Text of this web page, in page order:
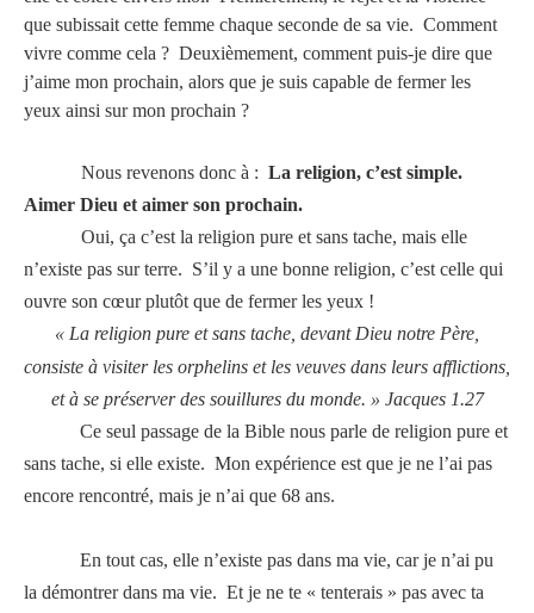
que subissait cette femme chaque seconde de sa vie. Comment
vivre comme cela ? Deuxièmement, comment puis-je dire que
j’aime mon prochain, alors que je suis capable de fermer les
yeux ainsi sur mon prochain ?
Nous revenons donc à : La religion, c’est simple.
Aimer Dieu et aimer son prochain.
Oui, ça c’est la religion pure et sans tache, mais elle
n’existe pas sur terre. S’il y a une bonne religion, c’est celle qui
ouvre son cœur plutôt que de fermer les yeux !
« La religion pure et sans tache, devant Dieu notre Père,
consiste à visiter les orphelins et les veuves dans leurs afflictions,
et à se préserver des souillures du monde. » Jacques 1.27
Ce seul passage de la Bible nous parle de religion pure et
sans tache, si elle existe. Mon expérience est que je ne l’ai pas
encore rencontré, mais je n’ai que 68 ans.
En tout cas, elle n’existe pas dans ma vie, car je n’ai pu
la démontrer dans ma vie. Et je ne te « tenterais » pas avec ta